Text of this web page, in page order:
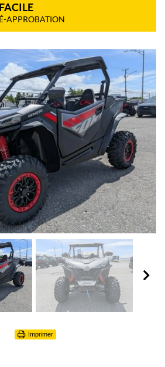
APPROBATION
Imprimer